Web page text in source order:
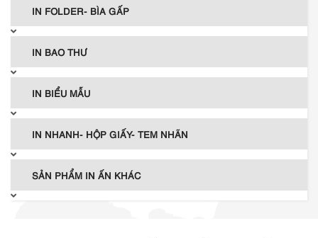
IN FOLDER- BÌA GẤP
IN BAO THƯ
IN BIỂU MẪU
IN NHANH- HỘP GIẤY- TEM NHÃN
SẢN PHẨM IN ẤN KHÁC